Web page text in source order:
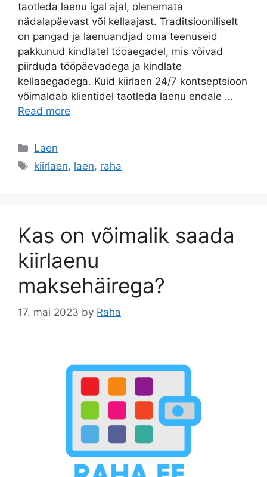
taotleda laenu igal ajal, olenemata
nädalapäevast või kellaajast. Traditsiooniliselt
on pangad ja laenuandjad oma teenuseid
pakkunud kindlatel tööaegadel, mis võivad
piirduda tööpäevadega ja kindlate
kellaaegadega. Kuid kiirlaen 24/7 kontseptsioon
võimaldab klientidel taotleda laenu endale …
Read more
Categories
Laen
Tags
kiirlaen, laen, raha
Kas on võimalik saada
kiirlaenu
maksehäirega?
17. mai 2023 by Raha